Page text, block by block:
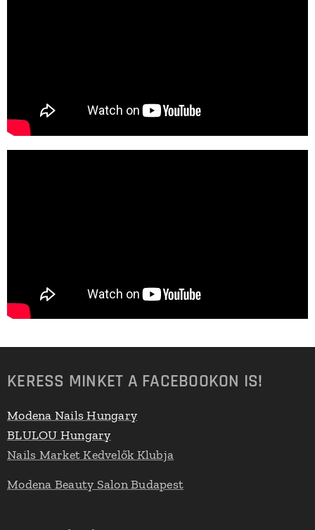
KERESS MINKET A FACEBOOKON IS!
Modena Nails Hungary
BLULOU Hungary
Nails Market Kedvelők Klubja
Modena Beauty Salon Budapest